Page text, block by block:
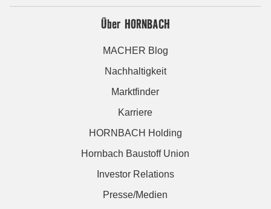
Über HORNBACH
MACHER Blog
Nachhaltigkeit
Marktfinder
Karriere
HORNBACH Holding
Hornbach Baustoff Union
Investor Relations
Presse/Medien